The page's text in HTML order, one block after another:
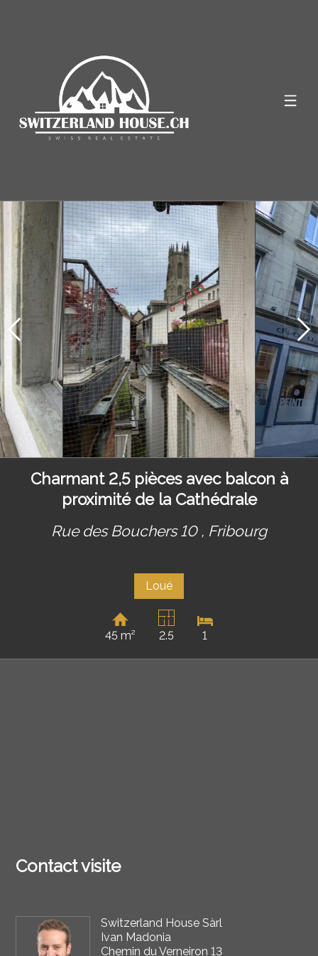
Charmant 2,5 pièces avec balcon à
proximité de la Cathédrale
Rue des Bouchers 10 , Fribourg
Loué
45 m² 2.5 1
Contact visite
Switzerland House Sàrl
Ivan Madonia
Chemin du Verneiron 13